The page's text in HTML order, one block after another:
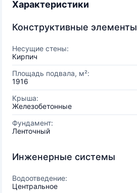
Характеристики
Конструктивные элементы
Несущие стены:
Кирпич
Площадь подвала, м²:
1916
Крыша:
Железобетонные
Фундамент:
Ленточный
Инженерные системы
Водоотведение:
Центральное